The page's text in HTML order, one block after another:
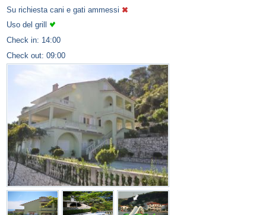
Su richiesta cani e gati ammessi
Uso del grill
Check in: 14:00
Check out: 09:00